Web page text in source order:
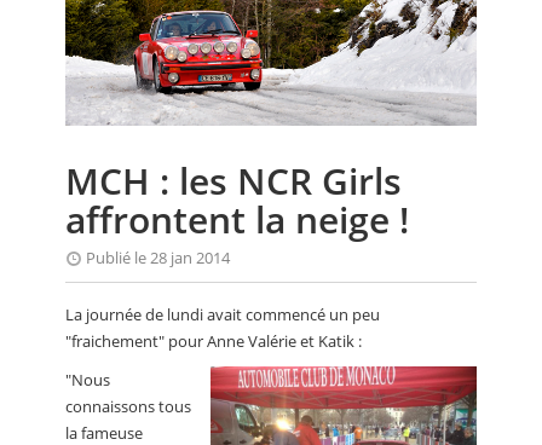
CALENDRIER
FOCUS
ANNUAIRES
PETITES ANNONCES
MCH : les NCR Girls
affrontent la neige !
Publié le 28 jan 2014
La journée de lundi avait commencé un peu
"fraichement" pour Anne Valérie et Katik :
"Nous
connaissons tous
la fameuse